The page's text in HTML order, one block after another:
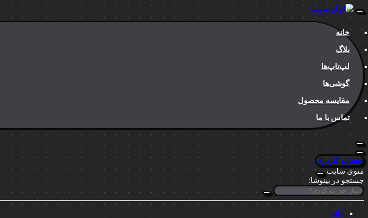
خانه
بلاگ
لپ‌تاپ‌ها
گوشی‌ها
مقایسه محصول
تماس با ما
حساب کاربری
منوی سایت
جستجو در بینوشا:
خانه